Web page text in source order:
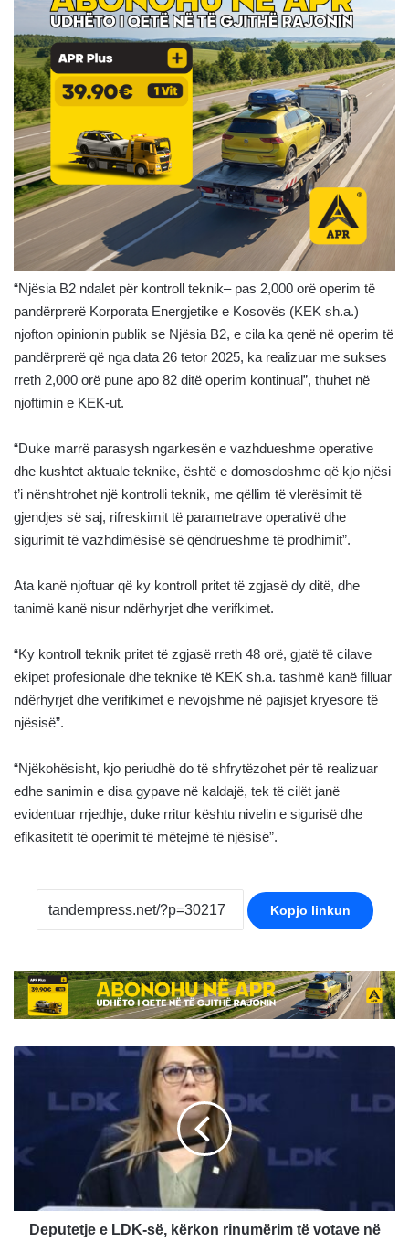
“Njësia B2 ndalet për kontroll teknik– pas 2,000 orë operim të
pandërprerë Korporata Energjetike e Kosovës (KEK sh.a.)
njofton opinionin publik se Njësia B2, e cila ka qenë në operim të
pandërprerë që nga data 26 tetor 2025, ka realizuar me sukses
rreth 2,000 orë pune apo 82 ditë operim kontinual”, thuhet në
njoftimin e KEK-ut.
“Duke marrë parasysh ngarkesën e vazhdueshme operative
dhe kushtet aktuale teknike, është e domosdoshme që kjo njësi
t’i nënshtrohet një kontrolli teknik, me qëllim të vlerësimit të
gjendjes së saj, rifreskimit të parametrave operativë dhe
sigurimit të vazhdimësisë së qëndrueshme të prodhimit”.
Ata kanë njoftuar që ky kontroll pritet të zgjasë dy ditë, dhe
tanimë kanë nisur ndërhyrjet dhe verifkimet.
“Ky kontroll teknik pritet të zgjasë rreth 48 orë, gjatë të cilave
ekipet profesionale dhe teknike të KEK sh.a. tashmë kanë filluar
ndërhyrjet dhe verifikimet e nevojshme në pajisjet kryesore të
njësisë”.
“Njëkohësisht, kjo periudhë do të shfrytëzohet për të realizuar
edhe sanimin e disa gypave në kaldajë, tek të cilët janë
evidentuar rrjedhje, duke rritur kështu nivelin e sigurisë dhe
efikasitetit të operimit të mëtejmë të njësisë”.
Kopjo linkun
Deputetje
rinumërim
të
në
gjithëDeputetje e LDK-së, kërkon rinumërim të votave në